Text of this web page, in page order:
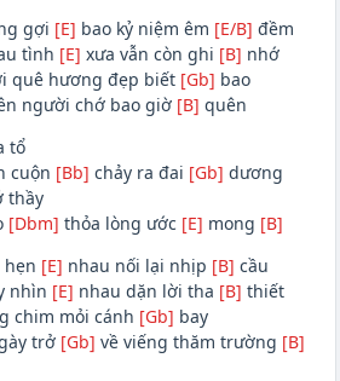
gợi [E] bao kỷ niệm êm [E/B] đềm
tình [E] xưa vẫn còn ghi [B] nhớ
quê hương đẹp biết [Gb] bao
người chớ bao giờ [B] quên
tổ
cuộn [Bb] chảy ra đai [Gb] dương
thầy
[Dbm] thỏa lòng ước [E] mong [B]
[E] nhau nối lại nhịp [B] cầu
nhìn [E] nhau dặn lời tha [B] thiết
chim mỏi cánh [Gb] bay
trở [Gb] về viếng thăm trường [B]